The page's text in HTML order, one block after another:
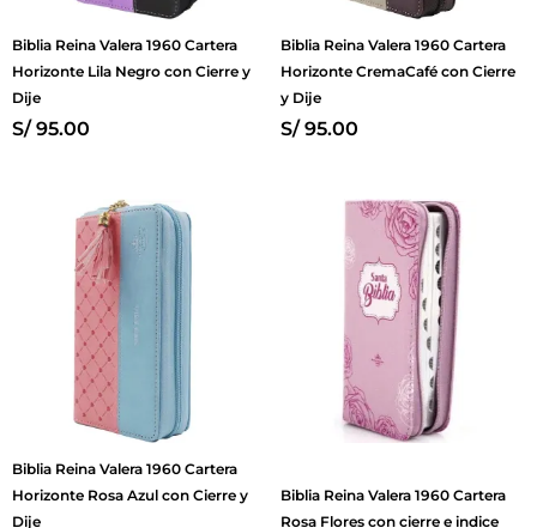
Biblia Reina Valera 1960 Cartera
Horizonte Lila Negro con Cierre y
Dije
S/ 95.00
Biblia Reina Valera 1960 Cartera
Horizonte CremaCafé con Cierre
y Dije
S/ 95.00
Biblia Reina Valera 1960 Cartera
Horizonte Rosa Azul con Cierre y
Dije
Biblia Reina Valera 1960 Cartera
Rosa Flores con cierre e indice